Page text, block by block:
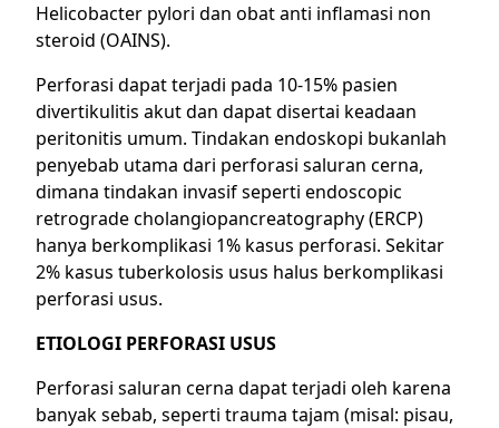
Helicobacter pylori dan obat anti inflamasi non
steroid (OAINS).
Perforasi dapat terjadi pada 10-15% pasien
divertikulitis akut dan dapat disertai keadaan
peritonitis umum. Tindakan endoskopi bukanlah
penyebab utama dari perforasi saluran cerna,
dimana tindakan invasif seperti endoscopic
retrograde cholangiopancreatography (ERCP)
hanya berkomplikasi 1% kasus perforasi. Sekitar
2% kasus tuberkolosis usus halus berkomplikasi
perforasi usus.
ETIOLOGI PERFORASI USUS
Perforasi saluran cerna dapat terjadi oleh karena
banyak sebab, seperti trauma tajam (misal: pisau,